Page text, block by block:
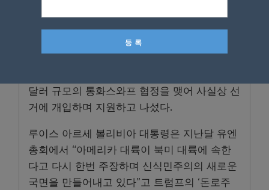
은 최고 보안 교도소에 250명 이상의 미국인 추
방자를 수용하는 대가로 600만 달러를 받았다.
달러 규모의 통화스와프 협정을 맺어 사실상 선
거에 개입하며 지원하고 나섰다.
루이스 아르세 볼리비아 대통령은 지난달 유엔
총회에서 “아메리카 대륙이 북미 대륙에 속한
다고 다시 한번 주장하며 신식민주의의 새로운
국면을 만들어내고 있다”고 트럼프의 ‘돈로주